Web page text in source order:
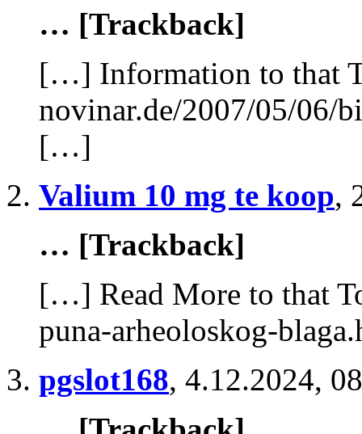
… [Trackback]
[…] Information to that
novinar.de/2007/05/06/
[…]
Valium 10 mg te koop,
… [Trackback]
[…] Read More to that
puna-arheoloskog-
pgslot168, 4.12.2024,